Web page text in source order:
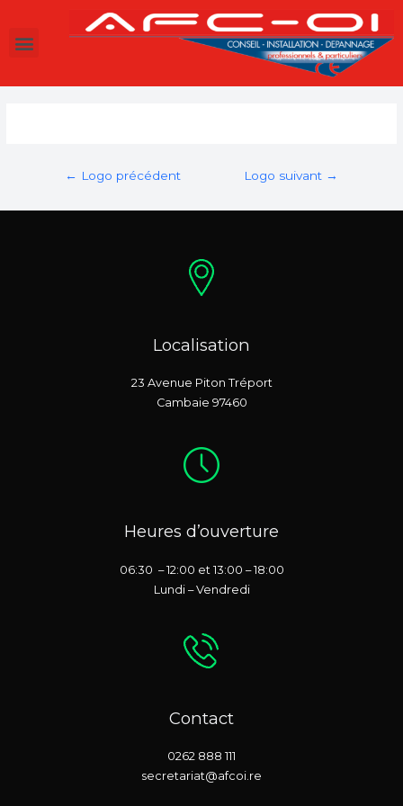
← Logo précédent Logo suivant →
Localisation
23 Avenue Piton Tréport
Cambaie 97460
Heures d’ouverture
06:30 – 12:00 et 13:00 – 18:00
Lundi – Vendredi
Contact
0262 888 111
secretariat@afcoi.re